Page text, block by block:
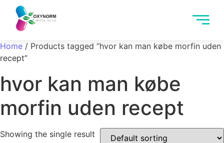
Home / Products tagged “hvor kan man købe morfin uden
recept”
hvor kan man købe
morfin uden recept
Showing the single result